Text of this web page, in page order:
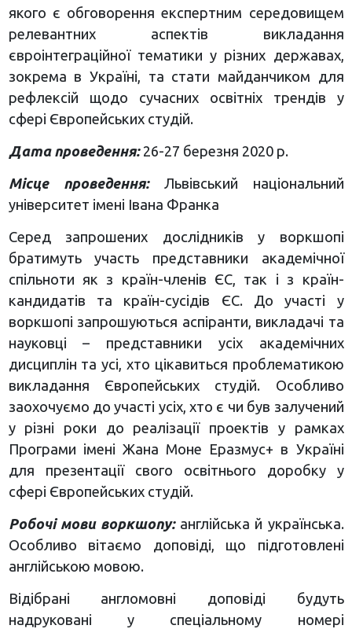
якого є обговорення експертним середовищем
релевантних аспектів викладання
євроінтеграційної тематики у різних державах,
зокрема в Україні, та стати майданчиком для
рефлексій щодо сучасних освітніх трендів у
сфері Європейських студій.
Дата проведення:26-27 березня 2020 р.
Місце проведення:Львівський національний
університет імені Івана Франка
Серед запрошених дослідників у воркшопі
братимуть участь представники академічної
спільноти як з країн-членів ЄС, так і з країн-
кандидатів та країн-сусідів ЄС. До участі у
воркшопі запрошуються аспіранти, викладачі та
науковці – представники усіх академічних
дисциплін та усі, хто цікавиться проблематикою
викладання Європейських студій. Особливо
заохочуємо до участі усіх, хто є чи був залучений
у різні роки до реалізації проектів у рамках
Програми імені Жана Моне Еразмус+ в Україні
для презентації свого освітнього доробку у
сфері Європейських студій.
Робочі мови воркшопу: англійська й українська.
Особливо вітаємо доповіді, що підготовлені
англійською мовою.
Відібрані англомовні доповіді будуть
надруковані у спеціальному номері